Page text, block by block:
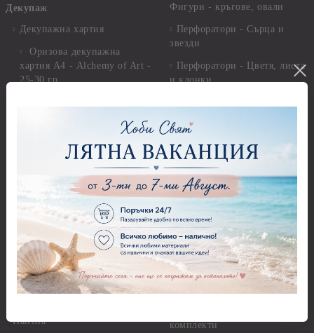
Декупаж
Декупажна хартия
Оризова декупажна
хартия А4 - Alchemy of Art -
25-30 гр.
Фина оризова декупажна
хартия Stamperia - 21 х
29.см. - 28гр.
Декупажна хартия - Други
Антични пасти
Вакс пасти
Грунд, Основи, Релефни
пасти
Пантна
Фигури - кръгове, овали
Перфоратори - Сърца и
звезди
Перфоратори - Цветя, листа
и клонки
Перфоратори - Животни
Перфоратори - Коледни и
Зимни
Рисуване
Грунд и почистващи
разтвори
Платна за рисуване
Стативи и поставки
Четки и инструменти
комплекти